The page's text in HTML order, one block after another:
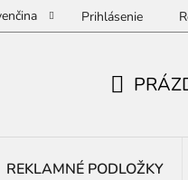
Prihlásenie
REKLAMNÉ PODLOŽKY